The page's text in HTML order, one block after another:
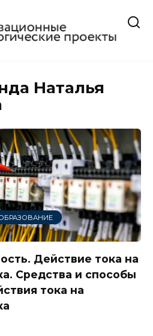
Наталья
Действие тока на
Средства и способы
тока на